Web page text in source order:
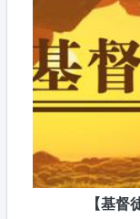
【基